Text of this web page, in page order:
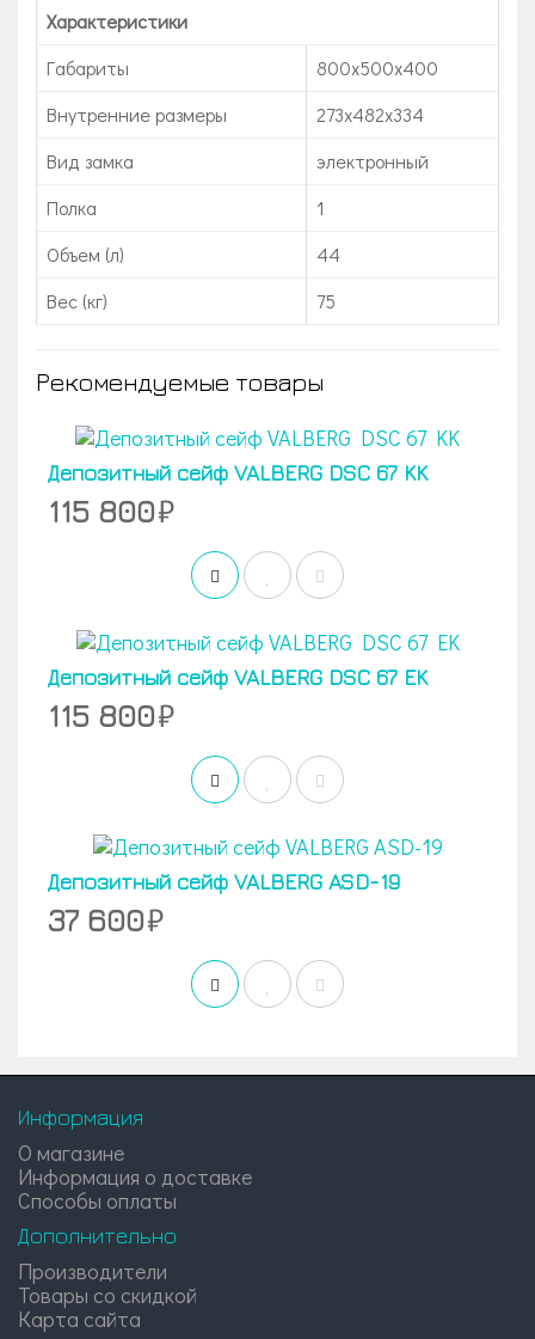
Характеристики
Габариты
800x500x400
Внутренние размеры
273х482х334
Вид замка
электронный
Полка
1
Объем (л)
44
Вес (кг)
75
Рекомендуемые товары
Депозитный сейф VALBERG DSC 67 KK
115 800
Депозитный сейф VALBERG DSC 67 EK
115 800
Депозитный сейф VALBERG ASD-19
37 600
Информация
О магазине
Информация о доставке
Способы оплаты
Дополнительно
Производители
Товары со скидкой
Карта сайта